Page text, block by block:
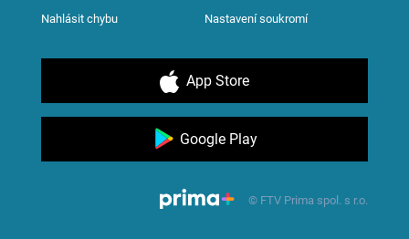
Nahlásit chybu Nastavení soukromí
App Store
Google Play
© FTV Prima spol. s r.o.